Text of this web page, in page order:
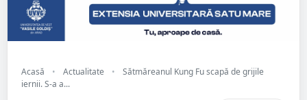
Acasă • Actualitate •
Sătmăreanul Kung Fu scapă de grijile
iernii. S-a a...